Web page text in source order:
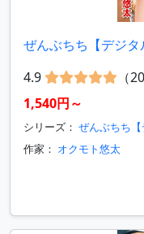
ぜんぶちち【デジタ
4.9
（
1,540円～
シリーズ： ぜんぶちち【
作家： オクモト悠太